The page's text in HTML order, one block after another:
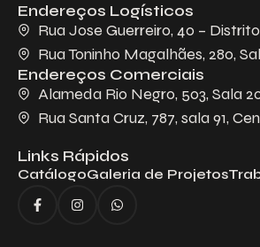
Endereços Logísticos
Rua Jose Guerreiro, 40 –
Rua Toninho Magalhães, 280,
Endereços Comerciais
Alameda Rio Negro, 503, Sala
Rua Santa Cruz, 787, sala 91,
Links Rápidos
CatálogoGaleria de Projetos